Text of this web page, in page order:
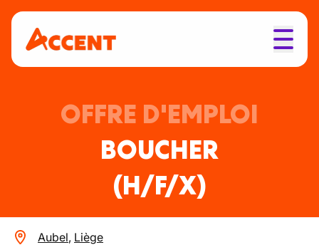
OFFRE D'EMPLOI
BOUCHER
(H/F/X)
Aubel, Liège